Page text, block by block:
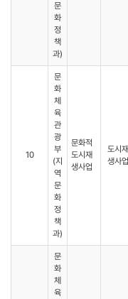
문
화
정
책
과)
10
문
화
체
육
관
광
부
(지
역
문
화
정
책
과)
문화적
도시재
생사업
도시재
생사업
문
화
체
육